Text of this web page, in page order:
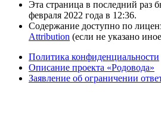
Эта страница в последний раз
февраля 2022 года в 12:36.
Содержание доступно по
Attribution (если не указано
Политика конфиденциальности
Описание проекта «Родовода»
Заявление об ограничении